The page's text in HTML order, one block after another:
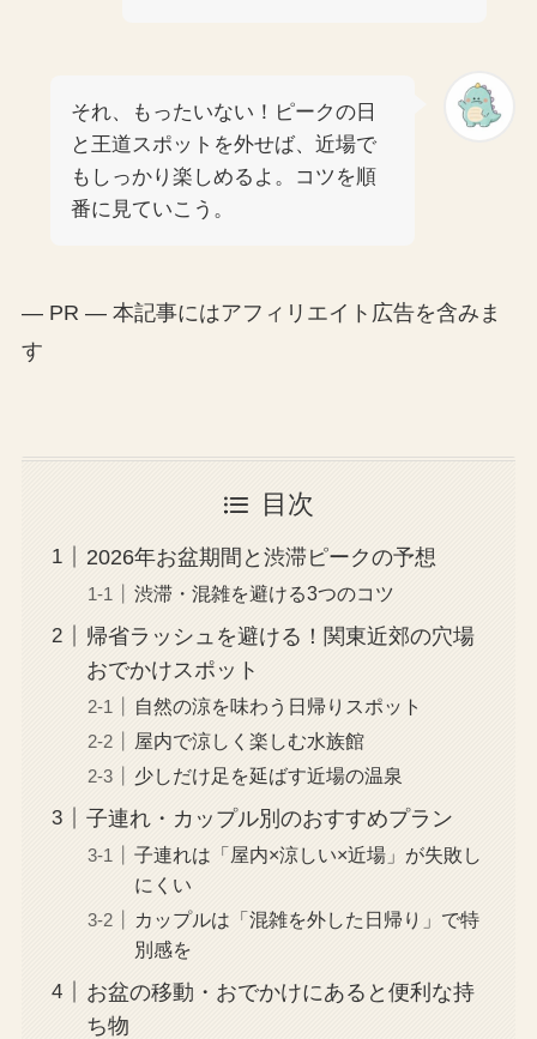
それ、もったいない！ピークの日
と王道スポットを外せば、近場で
もしっかり楽しめるよ。コツを順
番に見ていこう。
— PR — 本記事にはアフィリエイト広告を含みま
す
目次
2026年お盆期間と渋滞ピークの予想
渋滞・混雑を避ける3つのコツ
帰省ラッシュを避ける！関東近郊の穴場
おでかけスポット
自然の涼を味わう日帰りスポット
屋内で涼しく楽しむ水族館
少しだけ足を延ばす近場の温泉
子連れ・カップル別のおすすめプラン
子連れは「屋内×涼しい×近場」が失敗し
にくい
カップルは「混雑を外した日帰り」で特
別感を
お盆の移動・おでかけにあると便利な持
ち物